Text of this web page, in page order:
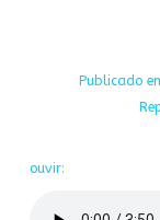
Publicado
ouvir: